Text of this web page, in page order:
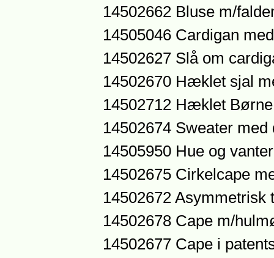
14502662 Bluse m/
14505046 Cardigan
14502627 Slå om
14502670 Hæklet sjal
14502712 Hæklet
14502674 Sweater
14505950 Hue og
14502675 Cirkelcape
14502672 Asymmetrisk
14502678 Cape m/
14502677 Cape i